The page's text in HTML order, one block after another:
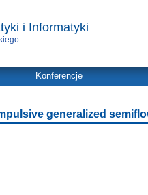
i Informatyki
Konferencje
generalized